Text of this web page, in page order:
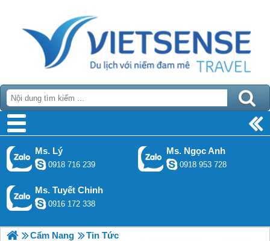
Ms. Lý
0918 716 239
Ms. Ngọc Anh
0918 953 728
Ms. Tuyết Chinh
0916 172 338
Cẩm Nang
Tin Tức